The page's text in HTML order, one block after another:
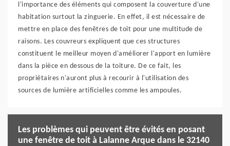
l'importance des éléments qui composent la couverture d'une
habitation surtout la zinguerie. En effet, il est nécessaire de
mettre en place des fenêtres de toit pour une multitude de
raisons. Les couvreurs expliquent que ces structures
constituent le meilleur moyen d'améliorer l'apport en lumière
dans la pièce en dessous de la toiture. De ce fait, les
propriétaires n'auront plus à recourir à l'utilisation des
sources de lumière artificielles comme les ampoules.
Les problèmes qui peuvent être évités en posant
une fenêtre de toit à Lalanne Arque dans le 32140